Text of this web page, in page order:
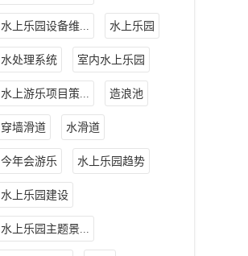
水上乐园设备维... 水上乐园
水处理系统 室内水上乐园
水上游乐项目策... 造浪池
穿墙滑道 水滑道
今年会游乐 水上乐园趋势
水上乐园建设
水上乐园主题景...